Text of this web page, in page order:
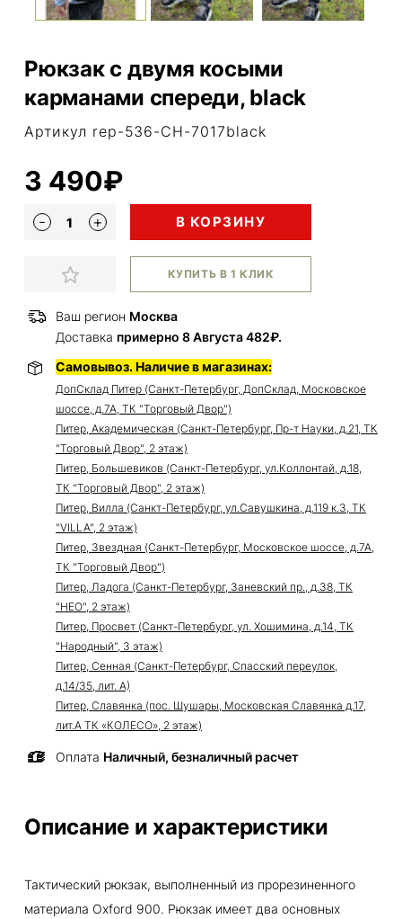
Рюкзак с двумя косыми
карманами спереди, black
Артикул rep-536-CH-7017black
3 490₽
В КОРЗИНУ
КУПИТЬ В 1 КЛИК
Ваш регион Москва
Доставка примерно 8 Августа 482₽.
Самовывоз. Наличие в магазинах:
ДопСклад Питер (Санкт-Петербург, ДопСклад, Московское
шоссе, д.7А, ТК "Торговый Двор")
Питер, Академическая (Санкт-Петербург, Пр-т Науки, д.21, ТК
"Торговый Двор", 2 этаж)
Питер, Большевиков (Санкт-Петербург, ул.Коллонтай, д.18,
ТК "Торговый Двор", 2 этаж)
Питер, Вилла (Санкт-Петербург, ул.Савушкина, д.119 к.3, ТК
"VILLA", 2 этаж)
Питер, Звездная (Санкт-Петербург, Московское шоссе, д.7А,
ТК "Торговый Двор")
Питер, Ладога (Санкт-Петербург, Заневский пр., д.38, ТК
"НЕО", 2 этаж)
Питер, Просвет (Санкт-Петербург, ул. Хошимина, д.14, ТК
"Народный", 3 этаж)
Питер, Сенная (Санкт-Петербург, Спасский переулок,
д.14/35, лит. А)
Питер, Славянка (пос. Шушары, Московская Славянка д.17,
лит.А ТК «КОЛЕСО», 2 этаж)
Оплата Наличный, безналичный расчет
Описание и характеристики
Тактический рюкзак, выполненный из прорезиненного
материала Oxford 900. Рюкзак имеет два основных